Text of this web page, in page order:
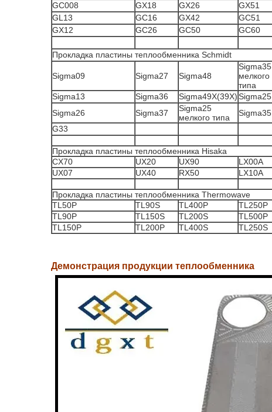
GC008
GX18 GX26 GX51
GL13
GC16 GX42 GC51
GX12
GC26 GC50 GC60
Прокладка пластины теплообменника Schmidt
Sigma09 Sigma27 Sigma48
Sigma35
мелкого
типа
Sigma13 Sigma36 Sigma49X(39X)Sigma25
Sigma26
Sigma37
Sigma25
мелкого типа
Sigma35
G33
Прокладка пластины теплообменника Hisaka
CX70
UX20 UX90 LX00A
UX07
UX40 RX50 LX10A
Прокладка пластины теплообменника Thermowave
TL50P
TL90S TL400P TL250P
TL90P
TL150S TL200S TL500P
TL150P
TL200P TL400S TL250S
Демонстрация продукции теплообменника